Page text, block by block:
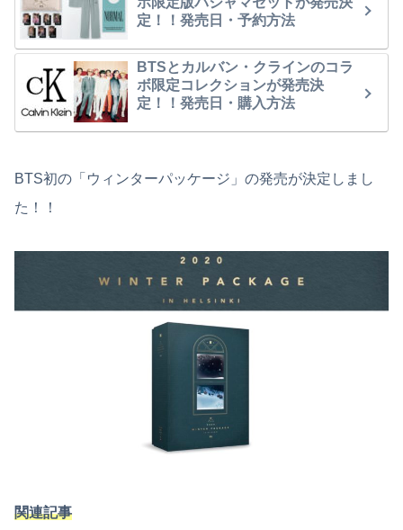
定！！発売日・予約方法
BTSとカルバン・クラインのコラ
ボ限定コレクションが発売決
定！！発売日・購入方法
BTS初の「ウィンターパッケージ」の発売が決定しまし
た！！
関連記事